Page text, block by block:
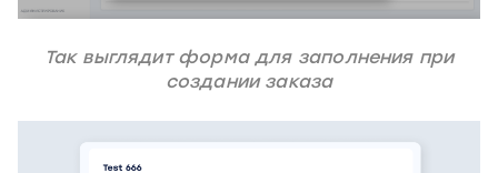
Так выглядит форма для заполнения при
создании заказа